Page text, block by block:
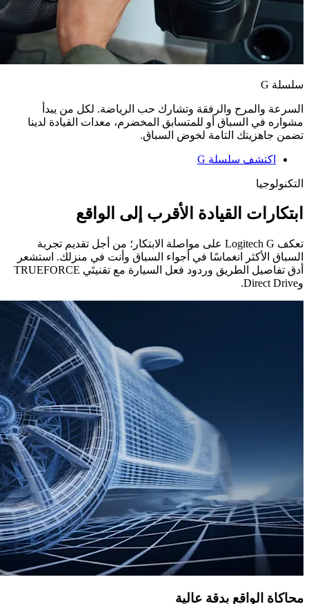
سلسلة ‏G
السرعة والمرح والرفقة وتشارك حب الرياضة. لكل من يبدأ
مشواره في السباق أو للمتسابق المخضرم، معدات القيادة لدينا
تضمن جاهزيتك التامة لخوض السباق.
اكتشف سلسلة G‏
التكنولوجيا
ابتكارات القيادة الأقرب إلى الواقع
تعكف ‏Logitech G‏ على مواصلة الابتكار؛ من أجل تقديم تجربة
السباق الأكثر انغماسًا في أجواء السباق وأنت في منزلك. استشعر
و‏Direct Drive.
محاكاة الواقع بدقة عالية